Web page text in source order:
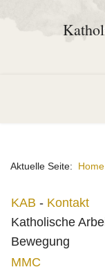
Aktuelle Seite: Home
KAB - Kontakt
Katholische
Bewegung
MMC